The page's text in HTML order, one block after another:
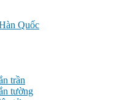
Quốc
trần
tường